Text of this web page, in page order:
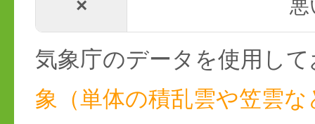
× 悪
気象庁のデータを使用し
象（単体の積乱雲や笠雲